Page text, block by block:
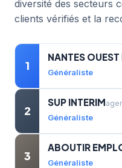
diversité des secteurs
clients vérifiés et la
1
NANTES OUEST
Généraliste
2
SUP INTERIM
Généraliste
3
ABOUTIR
Généraliste